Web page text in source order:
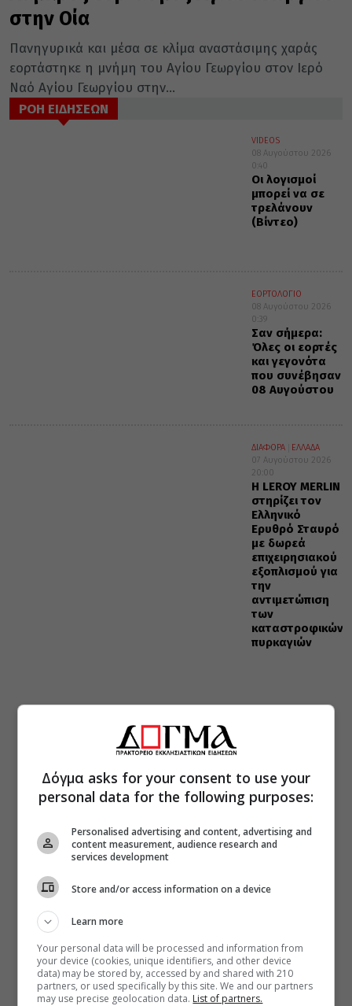
στην Οία
Πανηγυρικά και μέσα σε κλίμα αναστάσιμης χαράς
εορτάστηκε η μνήμη του Αγίου Γεωργίου στον Ιερό
Ναό Αγίου Γεωργίου στην...
ΡΟΗ ΕΙΔΗΣΕΩΝ
VIDEOS
08 Αυγούστου 2026
0:40
Οι λογισμοί
μπορεί να σε
τρελάνουν
(Βίντεο)
ΕΟΡΤΟΛΟΓΙΟ
08 Αυγούστου 2026
0:39
Σαν σήμερα:
Όλες οι εορτές
και γεγονότα
που συνέβησαν
08 Αυγούστου
ΔΙΑΦΟΡΑ
ΕΛΛΑΔΑ
07 Αυγούστου 2026
20:00
Η LEROY MERLIN
στηρίζει τον
Ελληνικό
Ερυθρό Σταυρό
με δωρεά
επιχειρησιακού
εξοπλισμού για
την
αντιμετώπιση
των
καταστροφικών
πυρκαγιών
Δόγμα asks for your consent to use your
personal data for the following purposes:
Personalised advertising and content, advertising and
content measurement, audience research and
services development
Store and/or access information on a device
Learn more
Your personal data will be processed and information from
your device (cookies, unique identifiers, and other device
data) may be stored by, accessed by and shared with 210
partners, or used specifically by this site. We and our partners
may use precise geolocation data. List of partners.